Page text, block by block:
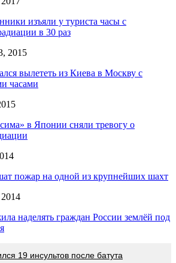
изъяли у туриста часы с
в 30 раз
2015
вылететь из Киева в Москву с
часами
в Японии сняли тревогу о
пожар на одной из крупнейших шахт
наделять граждан России землёй под
19 инсультов после батута